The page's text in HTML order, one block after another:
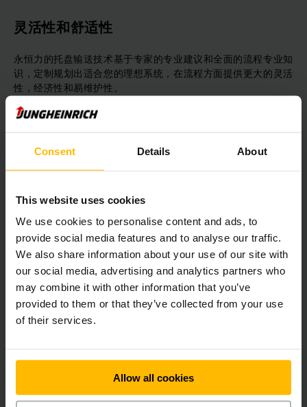
Consent Details About
This website uses cookies
We use cookies to personalise content and ads, to
provide social media features and to analyse our traffic.
We also share information about your use of our site with
our social media, advertising and analytics partners who
may combine it with other information that you’ve
provided to them or that they’ve collected from your use
of their services.
Allow all cookies
灵活性和舒适性
永恒力的托盘输送技术基于专家的专业建议和全面的流程专业知
识，定制规划出适合您的理想系统，在流程方面提供更大的灵活
性，经济性和易维护性。
智能模块化原理
料箱式输送系统
仓库自动化，动态和一体化工艺设
计的核心